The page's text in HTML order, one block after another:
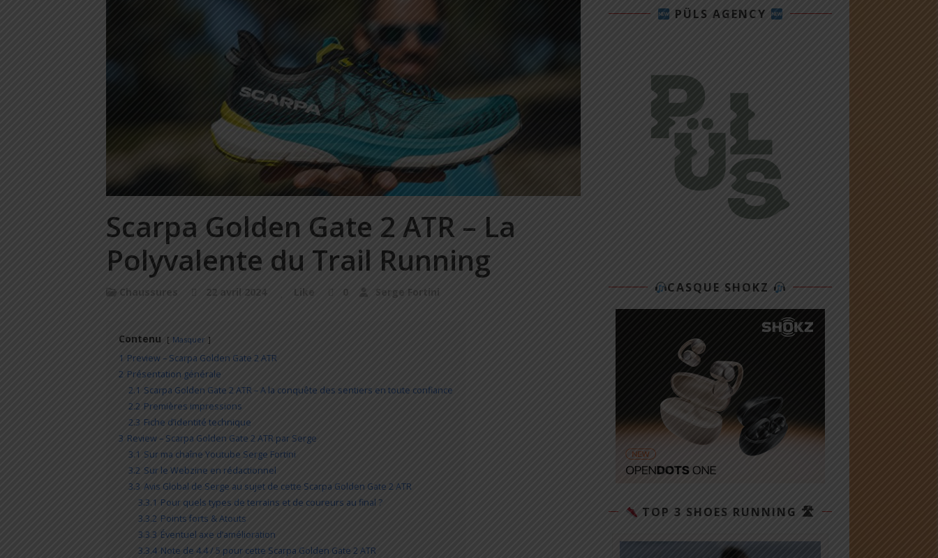
Scarpa Golden Gate 2 ATR – La
Polyvalente du Trail Running
Chaussures 22 avril 2024 Like 0 Serge Fortini
Contenu Masquer
1 Preview – Scarpa Golden Gate 2 ATR
2 Présentation générale
2.1 Scarpa Golden Gate 2 ATR – A la conquête des sentiers en toute confiance
2.2 Premières impressions
2.3 Fiche d’identité technique
3 Review – Scarpa Golden Gate 2 ATR par Serge
3.1 Sur ma chaîne Youtube Serge Fortini
3.2 Sur le Webzine en rédactionnel
3.3 Avis Global de Serge au sujet de cette Scarpa Golden Gate 2 ATR
3.3.1 Pour quels types de terrains et de coureurs au final ?
3.3.2 Points forts & Atouts
3.3.3 Éventuel axe d’amélioration
3.3.4 Note de 4.4 / 5 pour cette Scarpa Golden Gate 2 ATR
PÜLS AGENCY
CASQUE SHOKZ
TOP 3 SHOES RUNNING 🛣